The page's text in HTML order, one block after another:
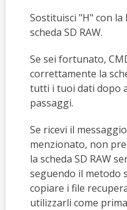
Sostituisci "H" con
scheda SD RAW.
Se sei fortunato,
correttamente la
tutti i tuoi dati dopo
passaggi.
Se ricevi il
menzionato, non
la scheda SD RAW
seguendo il metodo
copiare i file
utilizzarli come